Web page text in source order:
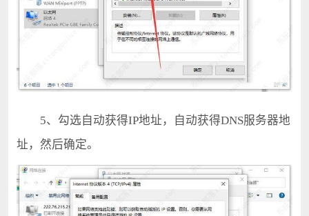
5、勾选自动获得IP地址，自动获得DNS服务器地
址，然后确定。